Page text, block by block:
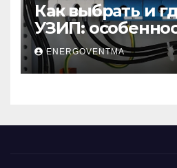
Как выбрать и
УЗИП:
устройств
импульсных
ENERGOVENTMA